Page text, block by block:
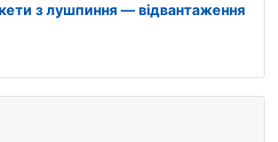
з лушпиння — відвантаження